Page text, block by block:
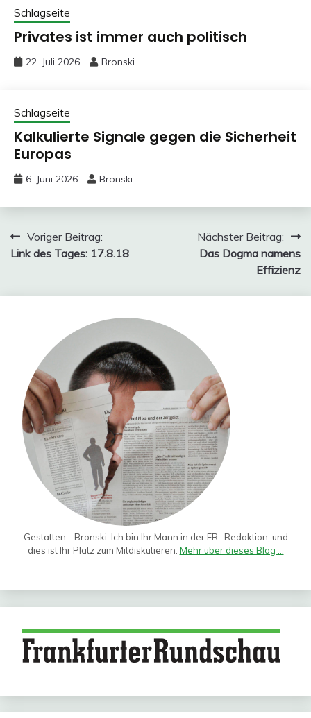
Schlagseite
Privates ist immer auch politisch
22. Juli 2026 Bronski
Schlagseite
Kalkulierte Signale gegen die Sicherheit
Europas
6. Juni 2026 Bronski
Beitragsnavigation
Voriger Beitrag:
Link des Tages: 17.8.18
Nächster Beitrag:
Das Dogma namens
Effizienz
Gestatten - Bronski. Ich bin Ihr Mann in der FR- Redaktion, und
dies ist Ihr Platz zum Mitdiskutieren. Mehr über dieses Blog ...